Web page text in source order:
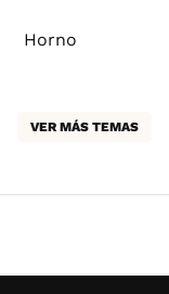
Horno
VER MÁS TEMAS